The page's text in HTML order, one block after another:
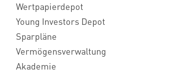
Wertpapierdepot
Young Investors Depot
Sparpläne
Vermögensverwaltung
Akademie